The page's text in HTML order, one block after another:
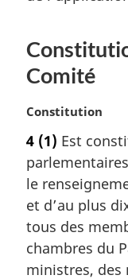
i
n
a
e
Comité
N
t
e
m
a
g
i
n
Constitution
4 (1) Est
le
et d’au plus
tous des
chambres du
ministres, des